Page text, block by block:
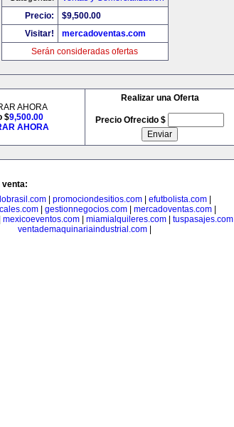
Precio:
$9,500.00
Visitar!
mercadoventas.com
Serán consideradas ofertas
AHORA
$9,500.00
AHORA
Realizar una Oferta
Precio Ofrecido $
venta:
| promociondesitios.com| efutbolista.com|
| gestionnegocios.com| mercadoventas.com|
mexicoeventos.com| miamialquileres.com| tuspasajes.com|
ventademaquinariaindustrial.com